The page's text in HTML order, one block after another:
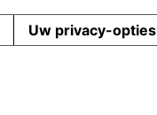
Uw privacy-opties